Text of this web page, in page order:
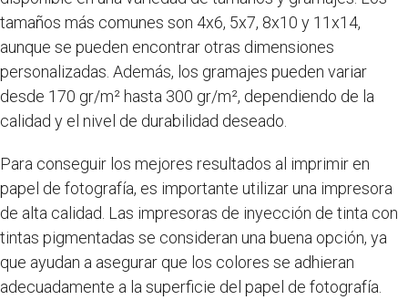
tamaños más comunes son 4x6, 5x7, 8x10 y 11x14,
aunque se pueden encontrar otras dimensiones
personalizadas. Además, los gramajes pueden variar
desde 170 gr/m² hasta 300 gr/m², dependiendo de la
calidad y el nivel de durabilidad deseado.
Para conseguir los mejores resultados al imprimir en
papel de fotografía, es importante utilizar una impresora
de alta calidad. Las impresoras de inyección de tinta con
tintas pigmentadas se consideran una buena opción, ya
que ayudan a asegurar que los colores se adhieran
adecuadamente a la superficie del papel de fotografía.